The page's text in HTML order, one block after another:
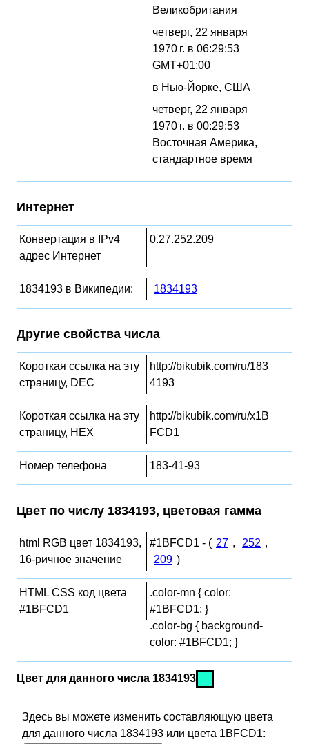
Великобритания
четверг, 22 января
1970 г. в 06:29:53
GMT+01:00
в Нью-Йорке, США
четверг, 22 января
1970 г. в 00:29:53
Восточная Америка,
стандартное время
Интернет
Конвертация в IPv4
адрес Интернет
0.27.252.209
1834193 в Википедии: 1834193
Другие свойства числа
Короткая ссылка на эту
страницу, DEC
http://bikubik.com/ru/183
4193
Короткая ссылка на эту
страницу, HEX
http://bikubik.com/ru/x1B
FCD1
Номер телефона 183-41-93
Цвет по числу 1834193, цветовая гамма
html RGB цвет 1834193,
16-ричное значение
#1BFCD1 - ( 27 , 252 ,
209 )
HTML CSS код цвета
#1BFCD1
.color-mn { color:
#1BFCD1; }
.color-bg { background-
color: #1BFCD1; }
Цвет для данного числа 1834193
Здесь вы можете изменить составляющую цвета
для данного числа 1834193 или цвета 1BFCD1: